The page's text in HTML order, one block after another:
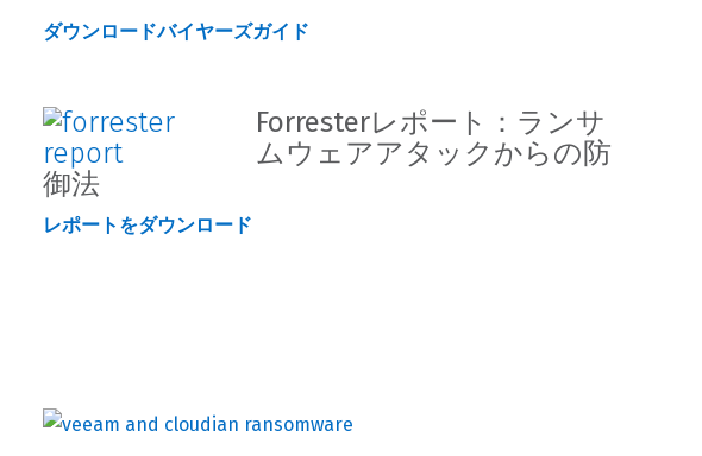
ダウンロードバイヤーズガイド
Forresterレポート：ランサ
ムウェアアタックからの防
御法
レポートをダウンロード